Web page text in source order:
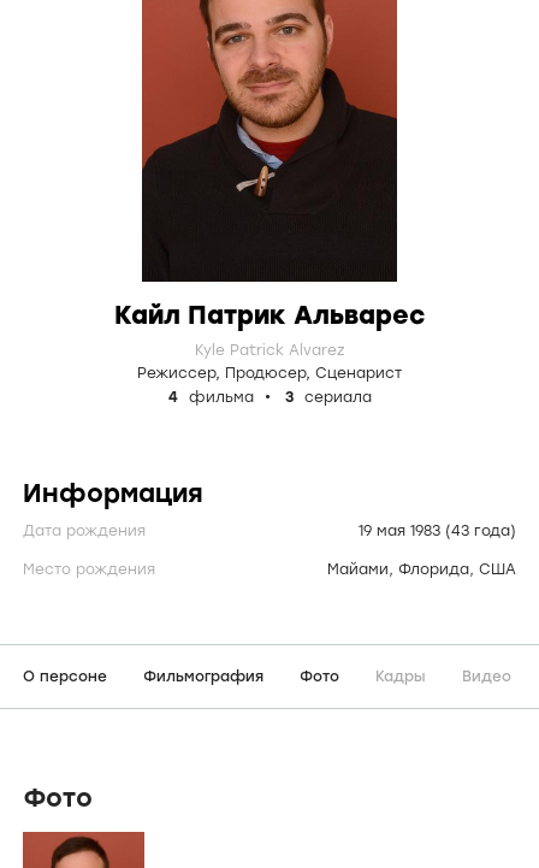
Кайл Патрик Альварес
Kyle Patrick Alvarez
Режиссер, Продюсер, Сценарист
4
фильма 3 сериала
Информация
Дата рождения 19 мая 1983 (43 года)
Место рождения Майами, Флорида, США
О персоне Фильмография Фото Кадры Видео
Фото